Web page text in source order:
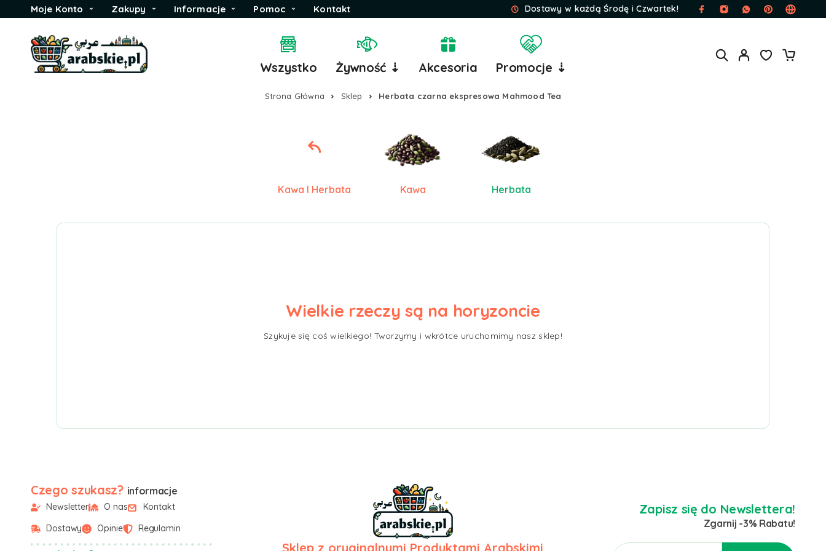
Moje Konto Zakupy Informacje Pomoc Kontakt Dostawy w każdą Środę i Czwartek!
Wszystko Żywność ⇣ Akcesoria Promocje ⇣
Strona Główna Sklep Herbata czarna ekspresowa Mahmood Tea
Kawa I Herbata Kawa Herbata
Wielkie rzeczy są na horyzoncie
Szykuje się coś wielkiego! Tworzymy i wkrótce uruchomimy nasz sklep!
Czego szukasz? informacje
Newsletter O nas
Kontakt
Dostawy
Opinie Regulamin
Sklep z oryginalnymi Produktami Arabskimi
Zapisz się do Newslettera!
Zgarnij -3% Rabatu!